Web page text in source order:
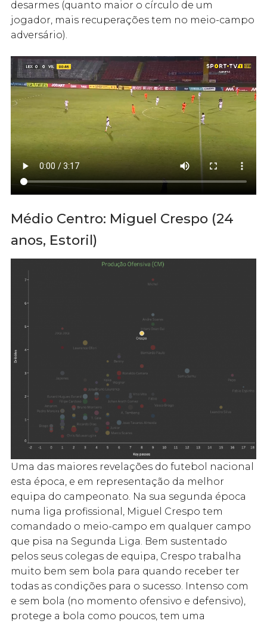
desarmes (quanto maior o círculo de um
jogador, mais recuperações tem no meio-campo
adversário).
Médio Centro: Miguel Crespo (24
anos, Estoril)
Uma das maiores revelações do futebol nacional
esta época, e em representação da melhor
equipa do campeonato. Na sua segunda época
numa liga profissional, Miguel Crespo tem
comandado o meio-campo em qualquer campo
que pisa na Segunda Liga. Bem sustentado
pelos seus colegas de equipa, Crespo trabalha
muito bem sem bola para quando receber ter
todas as condições para o sucesso. Intenso com
e sem bola (no momento ofensivo e defensivo),
protege a bola como poucos, tem uma